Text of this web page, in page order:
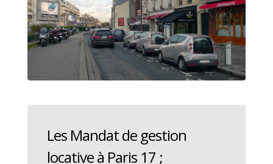
Les Mandat de gestion
locative à Paris 17 ;